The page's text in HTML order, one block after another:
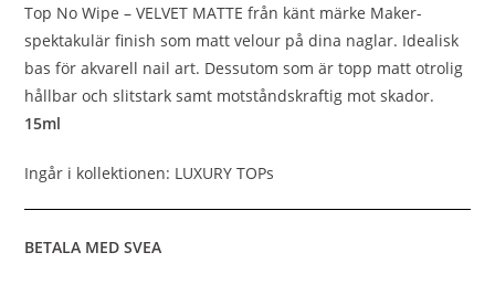
Top No Wipe – VELVET MATTE från känt märke Maker-
spektakulär finish som matt velour på dina naglar. Idealisk
bas för akvarell nail art. Dessutom som är topp matt otrolig
hållbar och slitstark samt motståndskraftig mot skador.
15ml
Ingår i kollektionen: LUXURY TOPs
BETALA MED SVEA